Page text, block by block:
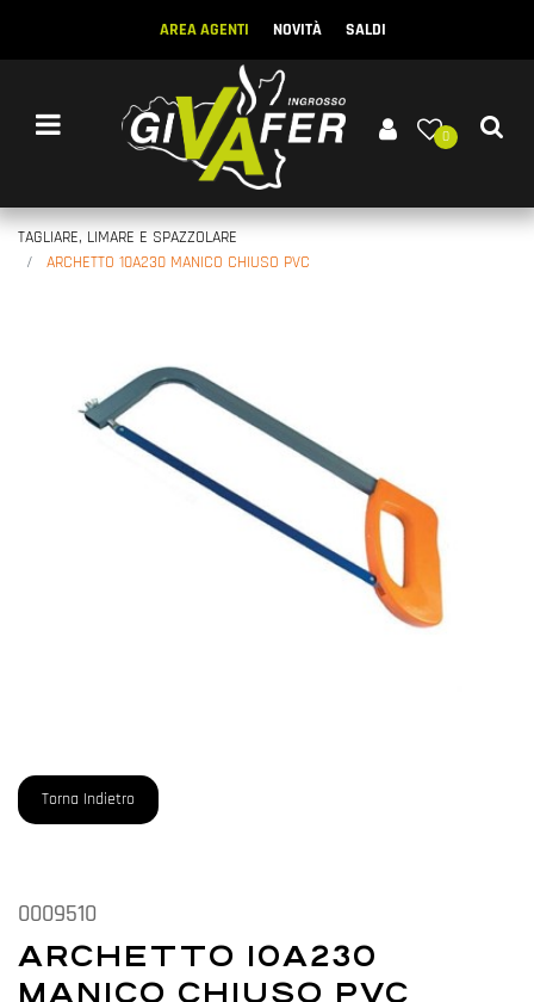
AREA AGENTI NOVITÀ SALDI
Open menu
0
TAGLIARE, LIMARE E SPAZZOLARE
ARCHETTO 10A230 MANICO CHIUSO PVC
Torna Indietro
0009510
ARCHETTO 10A230
MANICO CHIUSO PVC